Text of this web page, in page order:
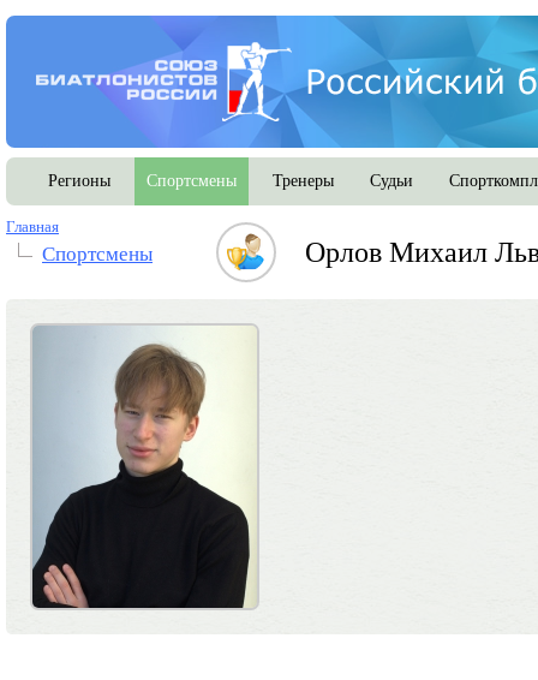
Регионы Спортсмены Тренеры Судьи
Главная
Спортсмены Орлов Михаил